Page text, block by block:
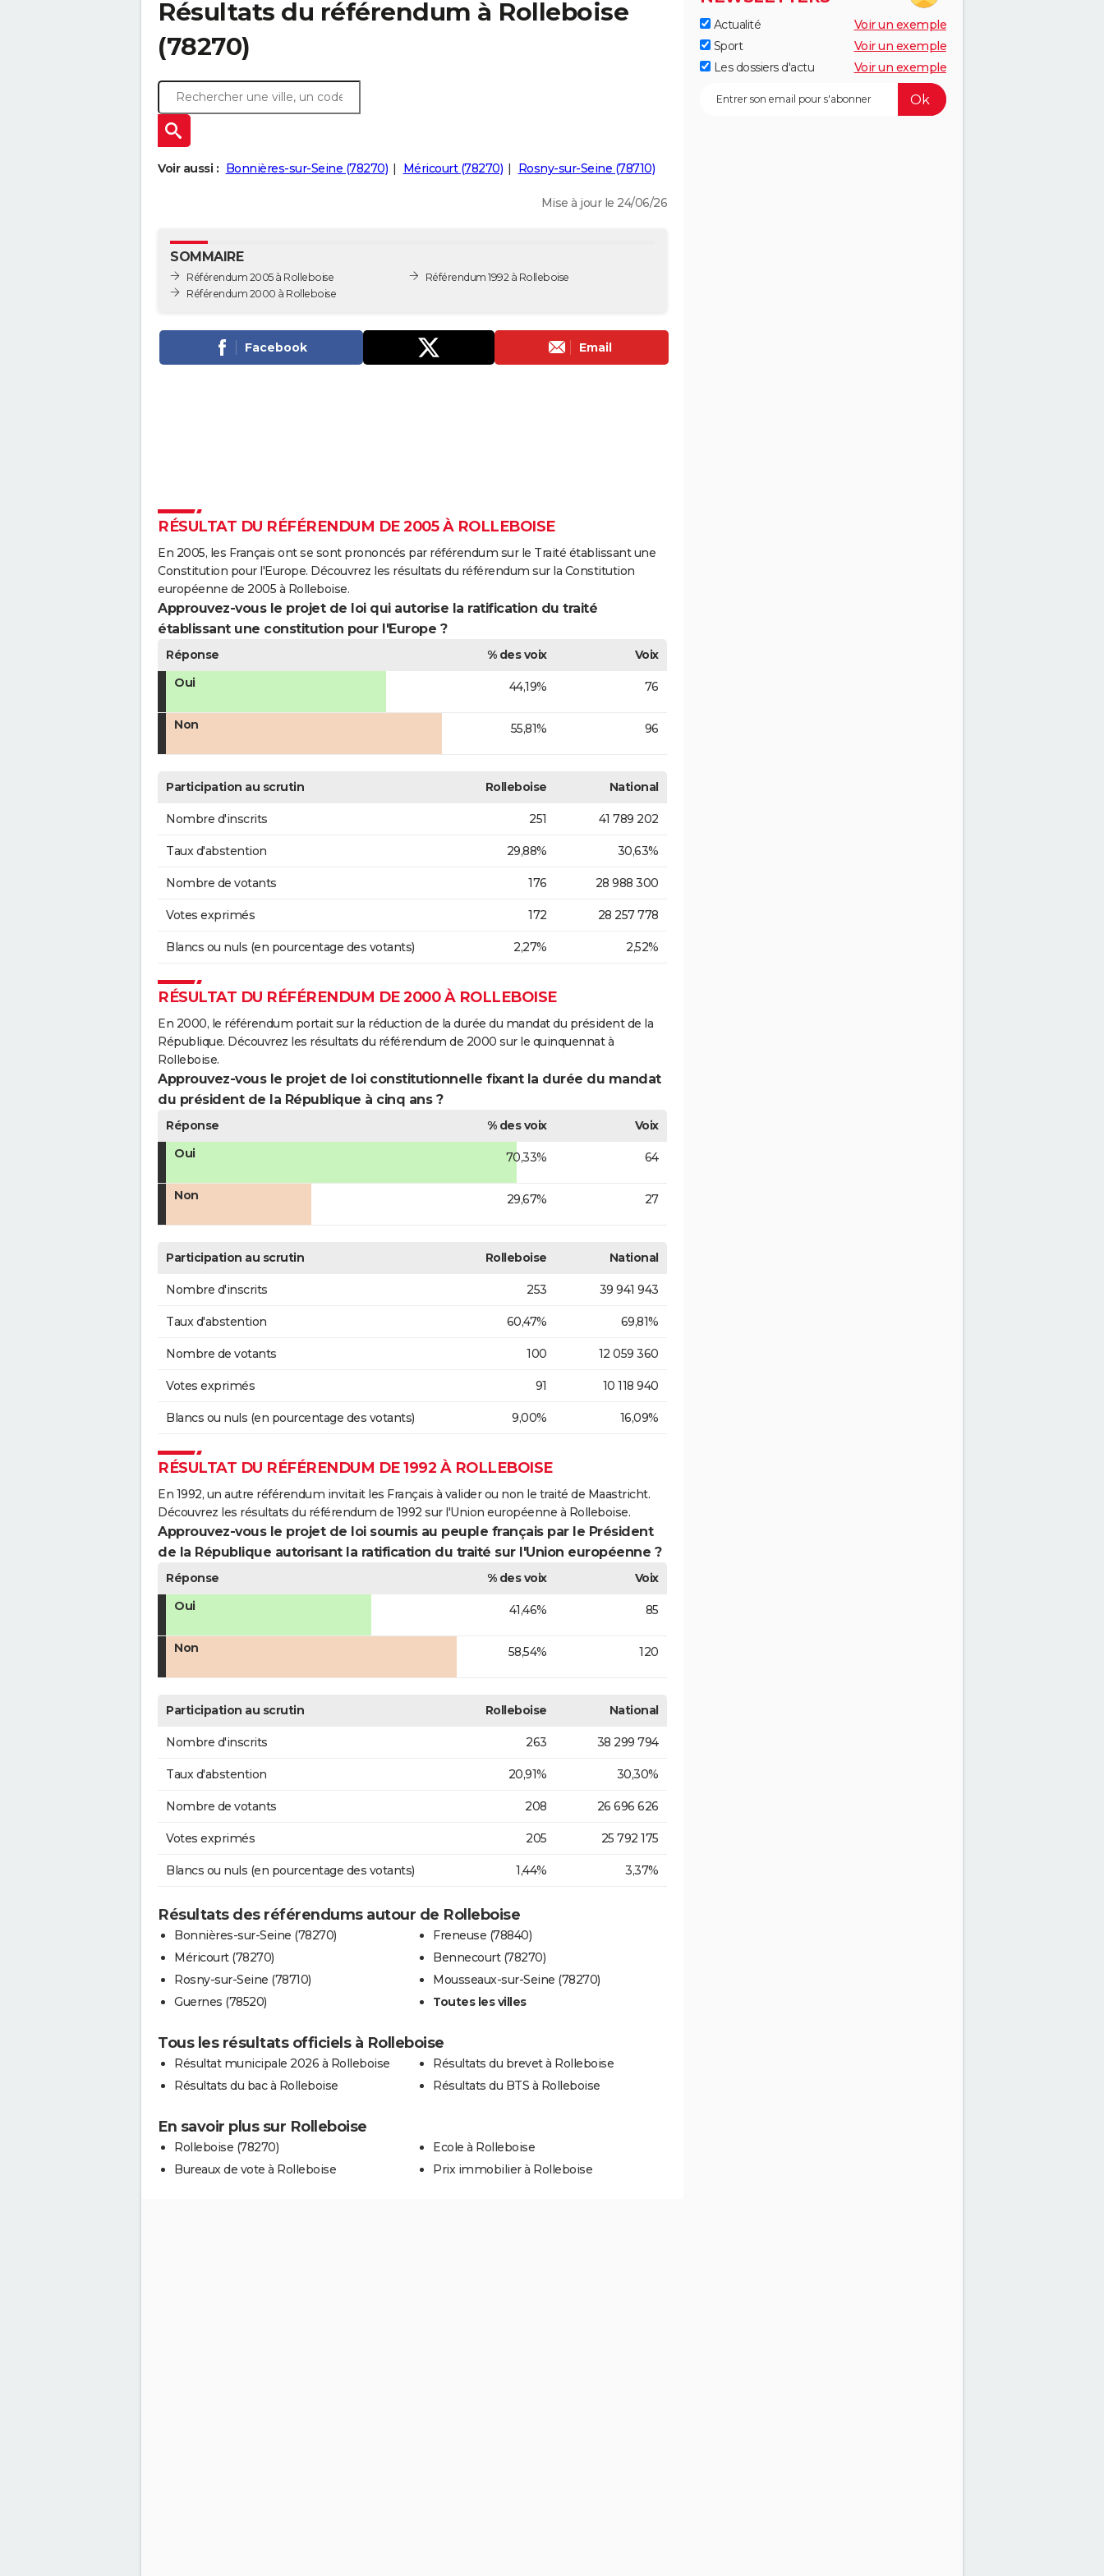
Résultats du référendum à Rolleboise
(78270)
Voir aussi : Bonnières-sur-Seine (78270) Méricourt (78270) Rosny-sur-Seine (78710)
Mise à jour le 24/06/26
SOMMAIRE
Référendum 2005 à Rolleboise
Référendum 2000 à Rolleboise
Référendum 1992 à Rolleboise
Facebook Email
RÉSULTAT DU RÉFÉRENDUM DE 2005 À ROLLEBOISE
En 2005, les Français ont se sont prononcés par référendum sur le Traité établissant une
Constitution pour l'Europe. Découvrez les résultats du référendum sur la Constitution
européenne de 2005 à Rolleboise.
Approuvez-vous le projet de loi qui autorise la ratification du traité
établissant une constitution pour l'Europe ?
Réponse % des voix
Voix
Oui
44,19% 76
Non 55,81% 96
Participation au scrutin Rolleboise National
Nombre d'inscrits 251 41 789 202
Taux d'abstention 29,88% 30,63%
Nombre de votants 176 28 988 300
Votes exprimés 172 28 257 778
Blancs ou nuls (en pourcentage des votants) 2,27% 2,52%
RÉSULTAT DU RÉFÉRENDUM DE 2000 À ROLLEBOISE
En 2000, le référendum portait sur la réduction de la durée du mandat du président de la
République. Découvrez les résultats du référendum de 2000 sur le quinquennat à
Rolleboise.
Approuvez-vous le projet de loi constitutionnelle fixant la durée du mandat
du président de la République à cinq ans ?
Réponse % des voix
Voix
Oui
70,33% 64
Non 29,67% 27
Participation au scrutin Rolleboise National
Nombre d'inscrits 253 39 941 943
Taux d'abstention 60,47% 69,81%
Nombre de votants 100 12 059 360
Votes exprimés 91 10 118 940
Blancs ou nuls (en pourcentage des votants) 9,00% 16,09%
RÉSULTAT DU RÉFÉRENDUM DE 1992 À ROLLEBOISE
En 1992, un autre référendum invitait les Français à valider ou non le traité de Maastricht.
Découvrez les résultats du référendum de 1992 sur l'Union européenne à Rolleboise.
Approuvez-vous le projet de loi soumis au peuple français par le Président
de la République autorisant la ratification du traité sur l'Union européenne ?
Réponse % des voix
Voix
Oui
41,46% 85
Non 58,54% 120
Participation au scrutin Rolleboise National
Nombre d'inscrits 263 38 299 794
Taux d'abstention 20,91% 30,30%
Nombre de votants 208 26 696 626
Votes exprimés 205 25 792 175
Blancs ou nuls (en pourcentage des votants) 1,44% 3,37%
Résultats des référendums autour de Rolleboise
Bonnières-sur-Seine (78270)
Méricourt (78270)
Rosny-sur-Seine (78710)
Guernes (78520)
Freneuse (78840)
Bennecourt (78270)
Mousseaux-sur-Seine (78270)
Toutes les villes
Tous les résultats officiels à Rolleboise
Résultat municipale 2026 à Rolleboise
Résultats du bac à Rolleboise
Résultats du brevet à Rolleboise
Résultats du BTS à Rolleboise
En savoir plus sur Rolleboise
Rolleboise (78270)
Bureaux de vote à Rolleboise
Ecole à Rolleboise
Prix immobilier à Rolleboise
Actualité
Voir un exemple
Sport
Voir un exemple
Les dossiers d'actu
Voir un exemple